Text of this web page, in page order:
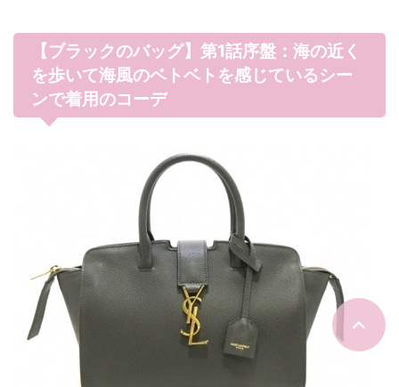
【ブラックのバッグ】第1話序盤：海の近く
を歩いて海風のベトベトを感じているシー
ンで着用のコーデ